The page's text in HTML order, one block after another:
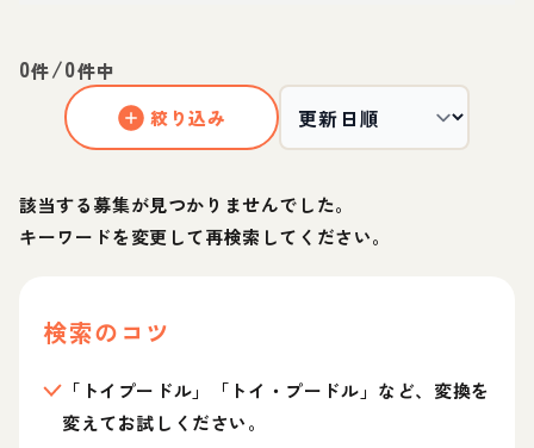
0件/0件中
絞り込み
該当する募集が見つかりませんでした。
キーワードを変更して再検索してください。
検索のコツ
「トイプードル」「トイ・プードル」など、変換を
変えてお試しください。